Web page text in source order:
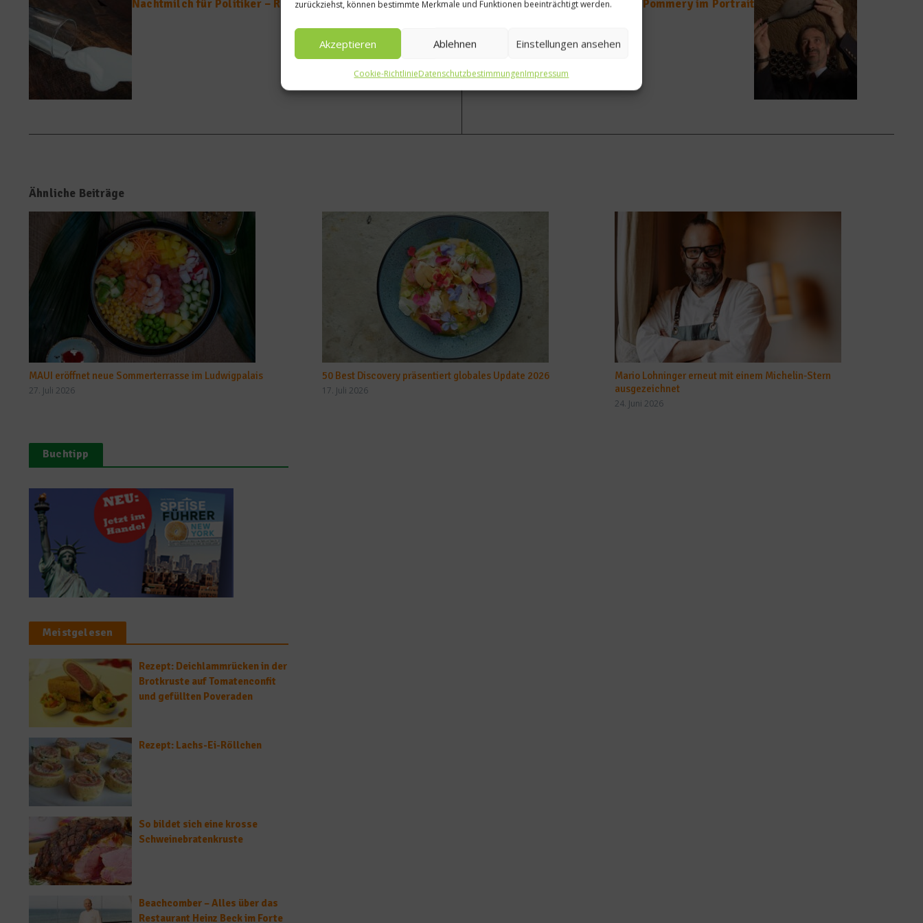
zurückziehst, können bestimmte Merkmale und Funktionen beeinträchtigt werden.
Akzeptieren Ablehnen Einstellungen ansehen
Cookie-RichtlinieDatenschutzbestimmungenImpressum
Nachtmilch für Politiker – Reaktion auf Studie Thierry Gasco, Kellermeister von Pommery im Portrait
Ähnliche Beiträge
MAUI eröffnet neue Sommerterrasse im Ludwigpalais
27. Juli 2026
50 Best Discovery präsentiert globales Update 2026
17. Juli 2026
Mario Lohninger erneut mit einem Michelin-Stern
ausgezeichnet
24. Juni 2026
Buchtipp
Meistgelesen
Rezept: Deichlammrücken in der
Brotkruste auf Tomatenconfit
und gefüllten Poveraden
Rezept: Lachs-Ei-Röllchen
So bildet sich eine krosse
Schweinebratenkruste
Beachcomber – Alles über das
Restaurant Heinz Beck im Forte